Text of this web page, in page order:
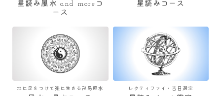
星読み風水 and moreコ
ース
星読みコース
地に足をつけて楽に生きる卍易風水 レクティファイ・吉日選定